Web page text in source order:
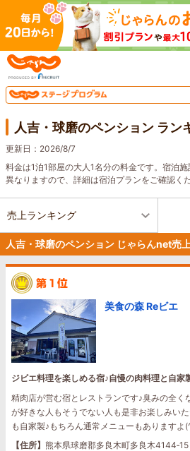
人吉・球磨のペンション ラン
更新日： 2026/8/7
料金は1泊1部屋の大人1名分の料金です。宿泊
異なりますので、詳細は宿泊プランをご確認くだ
売上ランキング
人吉・球磨のペンション じゃらんnet売
美食の森 Reビエ
ジビエ料理を楽しめる宿♪自慢の肉料理と自家
精肉店が営む宿とレストランです♪臭みの全く
が好きな人もそうでない人も是非お楽しみい
も自家製♪もちろん通常メニューもありますよ
【住所】 熊本県球磨郡多良木町多良木4144‐15